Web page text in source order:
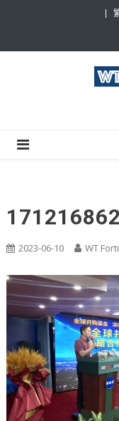
2023-06-10 WT